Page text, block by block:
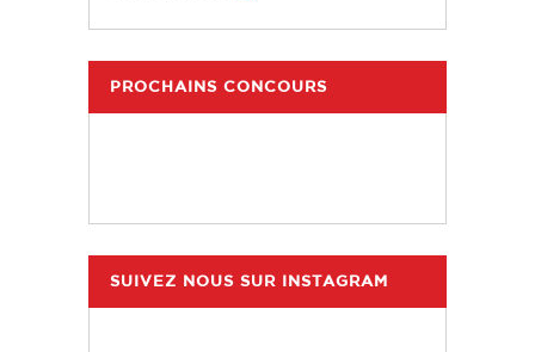
PROCHAINS CONCOURS
SUIVEZ NOUS SUR INSTAGRAM